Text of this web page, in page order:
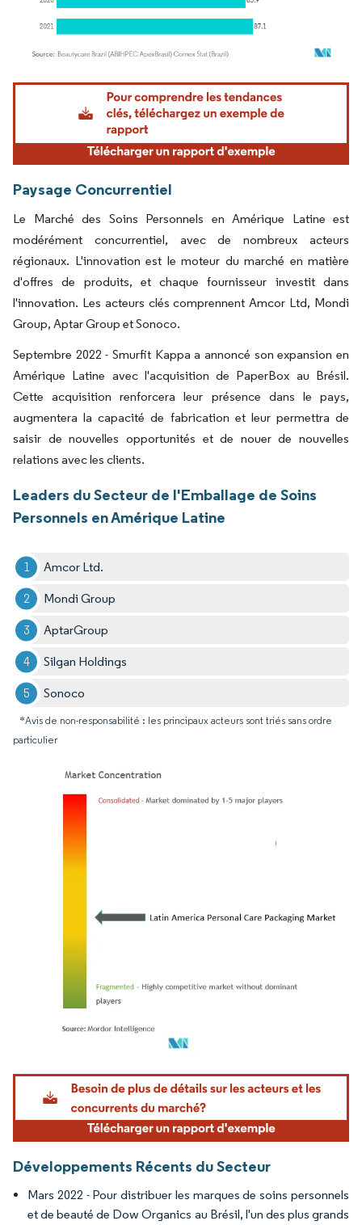
Image © Mordor Intelligence. La réutilisation nécessite une attribution sous CC BY
Paysage Concurrentiel
Le Marché des Soins Personnels en Amérique Latine est
modérément concurrentiel, avec de nombreux acteurs
régionaux. L'innovation est le moteur du marché en matière
d'offres de produits, et chaque fournisseur investit dans
l'innovation. Les acteurs clés comprennent Amcor Ltd, Mondi
Group, Aptar Group et Sonoco.
Septembre 2022 - Smurfit Kappa a annoncé son expansion en
Amérique Latine avec l'acquisition de PaperBox au Brésil.
Cette acquisition renforcera leur présence dans le pays,
augmentera la capacité de fabrication et leur permettra de
saisir de nouvelles opportunités et de nouer de nouvelles
relations avec les clients.
Leaders du Secteur de l'Emballage de Soins
Personnels en Amérique Latine
Amcor Ltd.
Mondi Group
AptarGroup
Silgan Holdings
Sonoco
*Avis de non-responsabilité : les principaux acteurs sont triés sans ordre
particulier
Image © Mordor Intelligence. La réutilisation nécessite une attribution sous CC BY
Développements Récents du Secteur
Mars 2022 - Pour distribuer les marques de soins personnels
et de beauté de Dow Organics au Brésil, l'un des plus grands